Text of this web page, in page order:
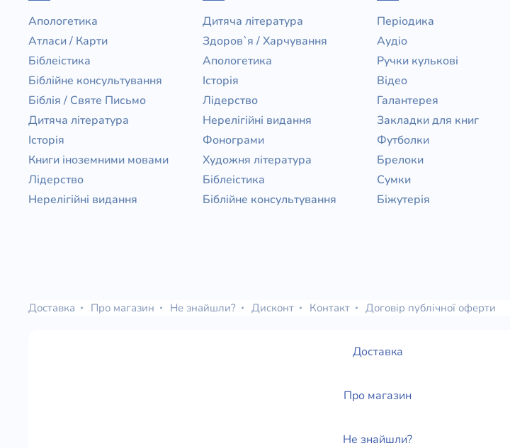
Апологетика
Атласи / Карти
Біблеістика
Біблійне консультування
Біблія / Святе Письмо
Дитяча література
Історія
Книги іноземними мовами
Лідерство
Нерелігійні видання
Дитяча література
Здоров`я / Харчування
Апологетика
Історія
Лідерство
Нерелігійні видання
Фонограми
Художня література
Біблеістика
Біблійне консультування
Періодика
Аудіо
Ручки кулькові
Відео
Галантерея
Закладки для книг
Футболки
Брелоки
Сумки
Біжутерія
Доставка Про магазин Не знайшли? Дисконт Контакт Договір публічної оферти
Доставка
Про магазин
Не знайшли?